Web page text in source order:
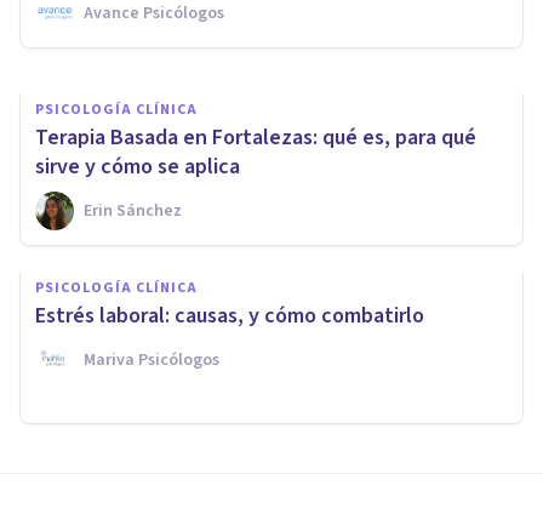
Avance Psicólogos
Guillermo Orozco
PSICOLOGÍA CLÍNICA
Terapia Basada en Fortalezas: qué es, para qué
sirve y cómo se aplica
Erin Sánchez
PSICOLOGÍA CLÍNICA
Estrés laboral: causas, y cómo combatirlo
Mariva Psicólogos